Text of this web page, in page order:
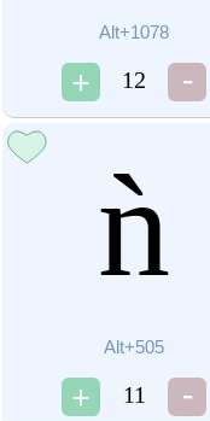
Alt+1078
12
ǹ
Alt+505
11